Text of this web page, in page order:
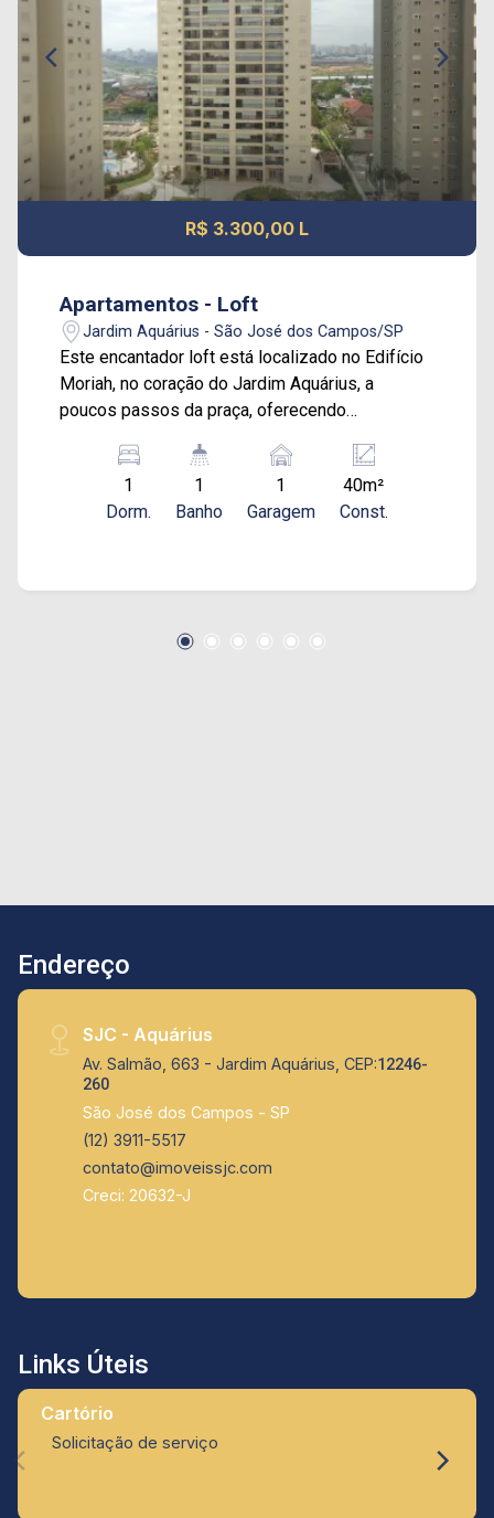
R$ 3.300,00 L
Apartamentos - Loft
Jardim Aquárius - São José dos Campos/SP
Este encantador loft está localizado no Edifício
Moriah, no coração do Jardim Aquárius, a
poucos passos da praça, oferecendo
proporciona uma vista livre e ensolarada pela
manhã, aproveitando ao máximo a luz natural. O
loft é semi mobiliado, contando com sofá, cama
Além disso, o ambiente é repleto de armários
varanda é ampla, com bancada e pia, perfeita
1
Dorm.
1
Banho
1
Garagem
40m²
Const.
Endereço
SJC - Aquárius
Av. Salmão, 663 - Jardim Aquárius, CEP:12246-
260
São José dos Campos - SP
(12) 3911-5517
contato@imoveissjc.com
Creci: 20632-J
Links Úteis
Cartório
Solicitação de serviço